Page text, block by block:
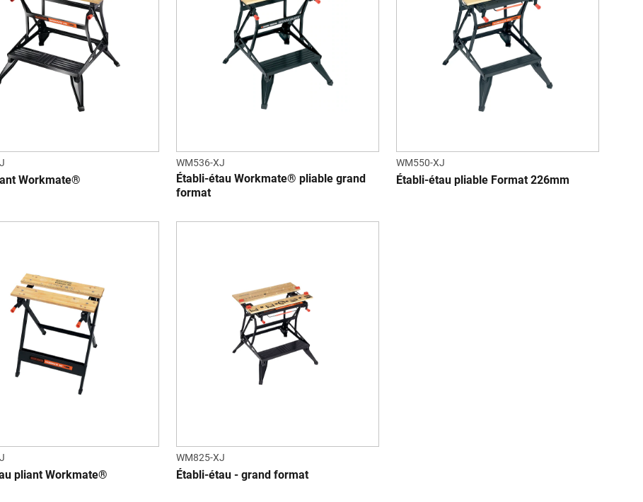
Workmate®
WM536-XJ
Établi-étau Workmate® pliable grand
format
WM550-XJ
Établi-étau pliable Format 226mm
pliant Workmate®
WM825-XJ
Établi-étau - grand format